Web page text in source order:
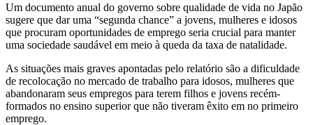
Um documento anual do governo sobre qualidade de vida no Japão
sugere que dar uma “segunda chance” a jovens, mulheres e idosos
que procuram oportunidades de emprego seria crucial para manter
uma sociedade saudável em meio à queda da taxa de natalidade.
As situações mais graves apontadas pelo relatório são a dificuldade
de recolocação no mercado de trabalho para idosos, mulheres que
abandonaram seus empregos para terem filhos e jovens recém-
formados no ensino superior que não tiveram êxito em no primeiro
emprego.